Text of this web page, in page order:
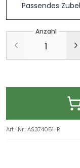
Passendes
Anzahl
Art.-Nr.:AS374061-R